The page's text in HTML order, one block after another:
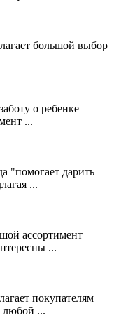
большой выбор
о ребенке
...
"помогает дарить
...
ассортимент
...
покупателям
любой ...